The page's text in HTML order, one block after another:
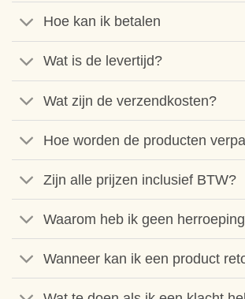
Hoe kan ik betalen
Wat is de levertijd?
Wat zijn de verzendkosten?
Hoe worden de producten
Zijn alle prijzen inclusief BTW?
Waarom heb ik geen
Wanneer kan ik een product